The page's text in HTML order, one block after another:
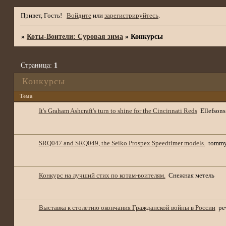
Привет, Гость! Войдите или зарегистрируйтесь.
» Коты-Воители: Суровая зима » Конкурсы
Конкурсы
Страница: 1
Тема
It's Graham Ashcraft's turn to shine for the Cincinnati Reds Ellefsons
SRQ047 and SRQ049, the Seiko Prospex Speedtimer models.
Конкурс на лучший стих по котам-воителям. Снежная метель
Выставка к столетию окончания Гражданской войны в России